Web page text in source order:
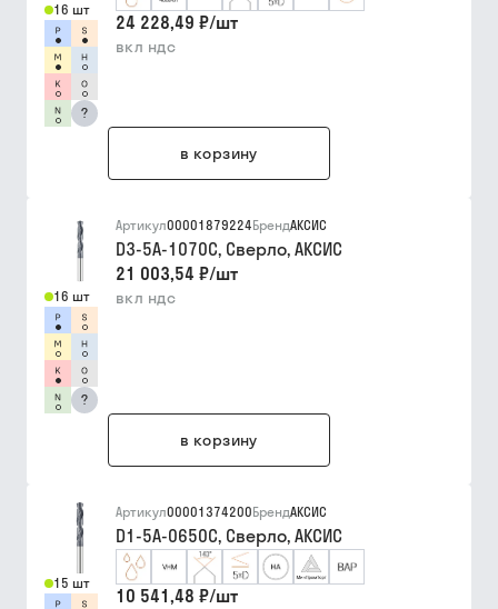
16 шт
?
24 228,49 ₽/шт
вкл ндс
в корзину
16 шт
?
Артикул00001879224БрендАКСИС
D3-5A-1070C, Сверло, АКСИС
21 003,54 ₽/шт
вкл ндс
в корзину
15 шт
Артикул00001374200БрендАКСИС
D1-5A-0650C, Сверло, АКСИС
10 541,48 ₽/шт